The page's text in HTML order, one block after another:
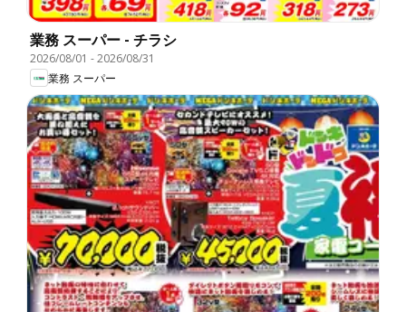
業務 スーパー - チラシ
2026/08/01 -2026/08/31
業務 スーパー